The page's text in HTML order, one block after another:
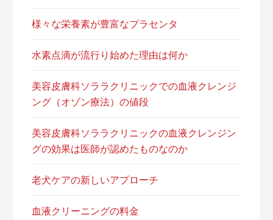
様々な栄養素が豊富なプラセンタ
水素点滴が流行り始めた理由は何か
美容皮膚科ソララクリニックでの血液クレンジ
ング（オゾン療法）の値段
美容皮膚科ソララクリニックの血液クレンジン
グの効果は医師が認めたものなのか
老犬ケアの新しいアプローチ
血液クリーニングの料金